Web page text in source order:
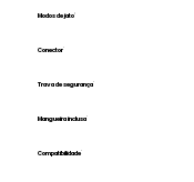
Modos de jato
Conector
Trava de segurança
Mangueira inclusa
Compatibilidade